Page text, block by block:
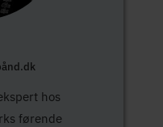
hos
førende